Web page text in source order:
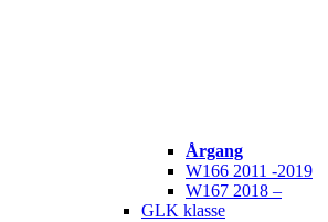
Årgang
W166 2011 -2019
W167 2018 –
GLK klasse